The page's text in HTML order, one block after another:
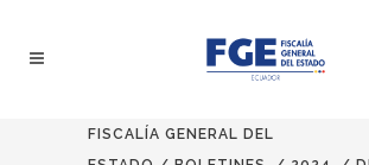
FISCALÍA GENERAL DEL